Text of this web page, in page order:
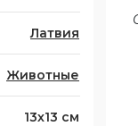
Латвия
Животные
13х13 см